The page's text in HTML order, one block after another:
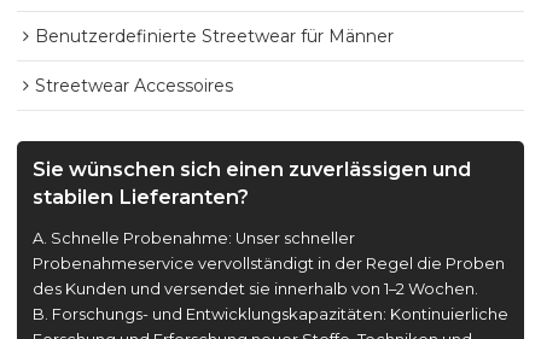
Benutzerdefinierte Streetwear für Männer
Streetwear Accessoires
Sie wünschen sich einen zuverlässigen und
stabilen Lieferanten?
A. Schnelle Probenahme: Unser schneller
Probenahmeservice vervollständigt in der Regel die Proben
des Kunden und versendet sie innerhalb von 1–2 Wochen.
B. Forschungs- und Entwicklungskapazitäten: Kontinuierliche